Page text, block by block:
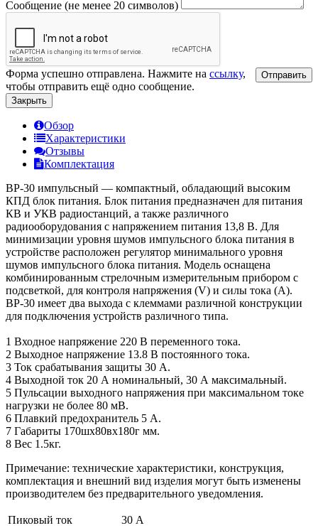
Сообщение (не менее 20 символов)
Отправить
Форма успешно отправлена. Нажмите на ссылку,
чтобы отправить ещё одно сообщение.
Закрыть
Обзор
Характеристики
Отзывы
Комплектация
BP-30 импульсный — компактный, обладающий высоким
КПД блок питания. Блок питания предназначен для питания
КВ и УКВ радиостанций, а также различного
радиооборудования с напряжением питания 13,8 В. Для
минимизации уровня шумов импульсного блока питания в
устройстве расположен регулятор минимального уровня
шумов импульсного блока питания. Модель оснащена
комбинированным стрелочным измерительным прибором с
подсветкой, для контроля напряжения (V) и силы тока (A).
BP-30 имеет два выхода с клеммами различной конструкции
для подключения устройств различного типа.
1 Входное напряжение 220 В переменного тока.
2 Выходное напряжение 13.8 В постоянного тока.
3 Ток срабатывания защиты 30 А.
4 Выходной ток 20 А номинальный, 30 А максимальный.
5 Пульсации выходного напряжения при максимальном токе
нагрузки не более 80 мВ.
6 Плавкий предохранитель 5 А.
7 Габариты 170шx80вx180г мм.
8 Вес 1.5кг.
Примечание: технические характеристики, конструкция,
комплектация и внешний вид изделия могут быть изменены
производителем без предварительного уведомления.
Пиковый ток
30 А